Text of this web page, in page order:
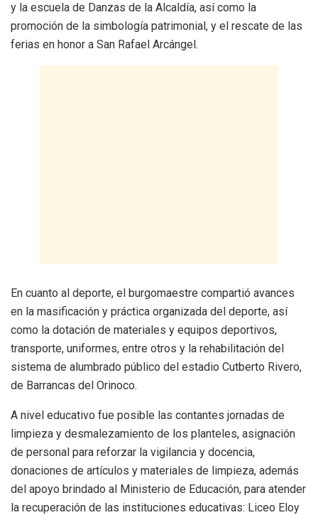
y la escuela de Danzas de la Alcaldía, así como la
promoción de la simbología patrimonial, y el rescate de las
ferias en honor a San Rafael Arcángel.
En cuanto al deporte, el burgomaestre compartió avances
en la masificación y práctica organizada del deporte, así
como la dotación de materiales y equipos deportivos,
transporte, uniformes, entre otros y la rehabilitación del
sistema de alumbrado público del estadio Cutberto Rivero,
de Barrancas del Orinoco.
A nivel educativo fue posible las contantes jornadas de
limpieza y desmalezamiento de los planteles, asignación
de personal para reforzar la vigilancia y docencia,
donaciones de artículos y materiales de limpieza, además
del apoyo brindado al Ministerio de Educación, para atender
la recuperación de las instituciones educativas: Liceo Eloy